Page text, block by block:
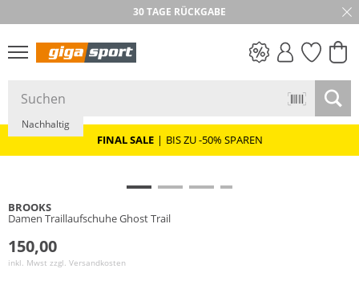
30 TAGE RÜCKGABE
PREIS & WERT
FINAL SALE | BIS ZU -50% SPAREN
Nachhaltig
BROOKS
Damen Traillaufschuhe Ghost Trail
150,00
inkl. Mwst zzgl. Versandkosten